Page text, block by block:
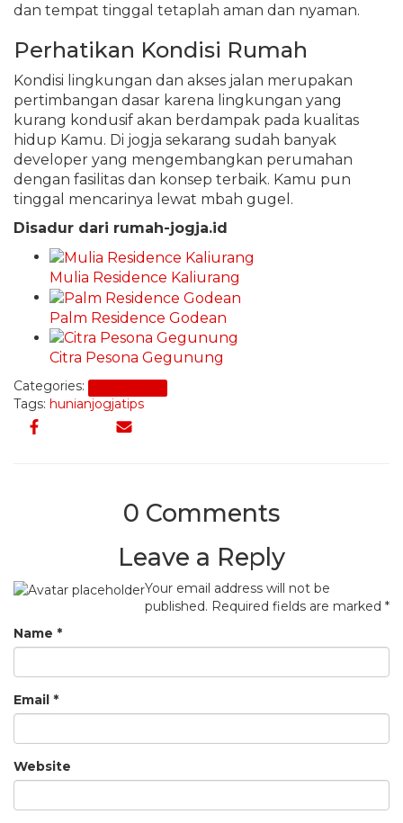
dan tempat tinggal tetaplah aman dan nyaman.
Perhatikan Kondisi Rumah
Kondisi lingkungan dan akses jalan merupakan
pertimbangan dasar karena lingkungan yang
kurang kondusif akan berdampak pada kualitas
hidup Kamu. Di jogja sekarang sudah banyak
developer yang mengembangkan perumahan
dengan fasilitas dan konsep terbaik. Kamu pun
tinggal mencarinya lewat mbah gugel.
Disadur dari rumah-jogja.id
Mulia Residence Kaliurang
Palm Residence Godean
Citra Pesona Gegunung
Categories:
Tags: hunianjogjatips
0 Comments
Leave a Reply
Your email address will not be
published. Required fields are marked *
Name *
Email *
Website